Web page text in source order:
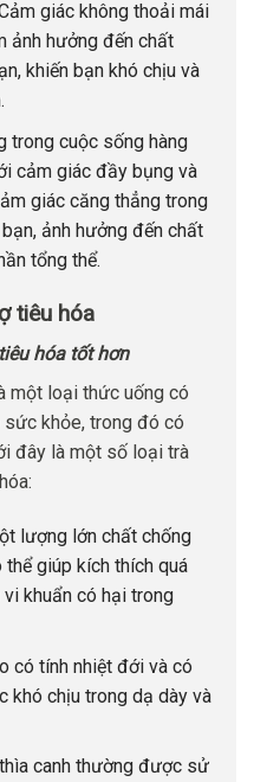
giác không thoải mái
ảnh hưởng đến chất
khiến bạn khó chịu và
trong cuộc sống hàng
cảm giác đầy bụng và
giác căng thẳng trong
ảnh hưởng đến chất
tổng thể.
tiêu hóa
hóa tốt hơn
một loại thức uống có
sức khỏe, trong đó có
đây là một số loại trà
lượng lớn chất chống
giúp kích thích quá
khuẩn có hại trong
có tính nhiệt đới và có
khó chịu trong dạ dày và
canh thường được sử